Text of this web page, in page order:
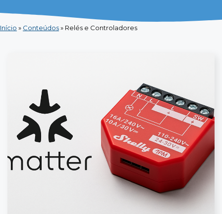
Início » Conteúdos» Relés e Controladores